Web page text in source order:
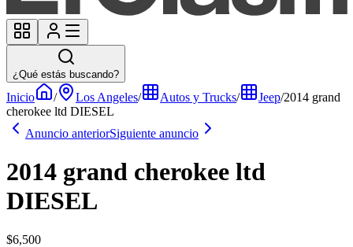
¿Qué estás buscando?
Inicio / Los Angeles/ Autos y Trucks/ Jeep/2014 grand
cherokee ltd DIESEL
Anuncio anteriorSiguiente anuncio
2014 grand cherokee ltd
DIESEL
$6,500